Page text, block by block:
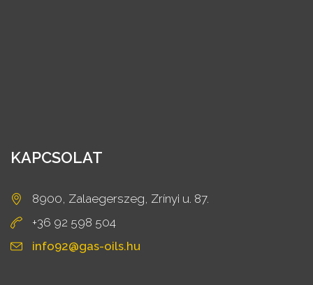
KAPCSOLAT
8900, Zalaegerszeg, Zrínyi u. 87.
+36 92 598 504
info92@gas-oils.hu